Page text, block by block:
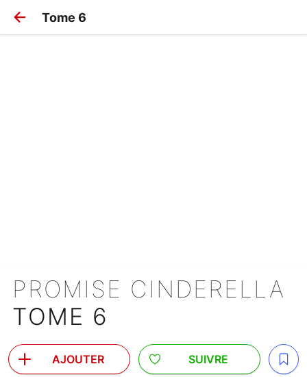
Tome 6
PROMISE CINDERELLA
TOME 6
AJOUTER SUIVRE